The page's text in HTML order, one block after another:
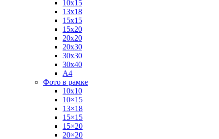
10х15
13х18
15х15
15х20
20х20
20х30
30х30
30х40
А4
Фото в рамке
10х10
10×15
13×18
15×15
15×20
20×20